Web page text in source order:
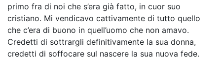
primo fra di noi che s’era già fatto, in cuor suo
cristiano. Mi vendicavo cattivamente di tutto quello
che c’era di buono in quell’uomo che non amavo.
Credetti di sottrargli definitivamente la sua donna,
credetti di soffocare sul nascere la sua nuova fede.